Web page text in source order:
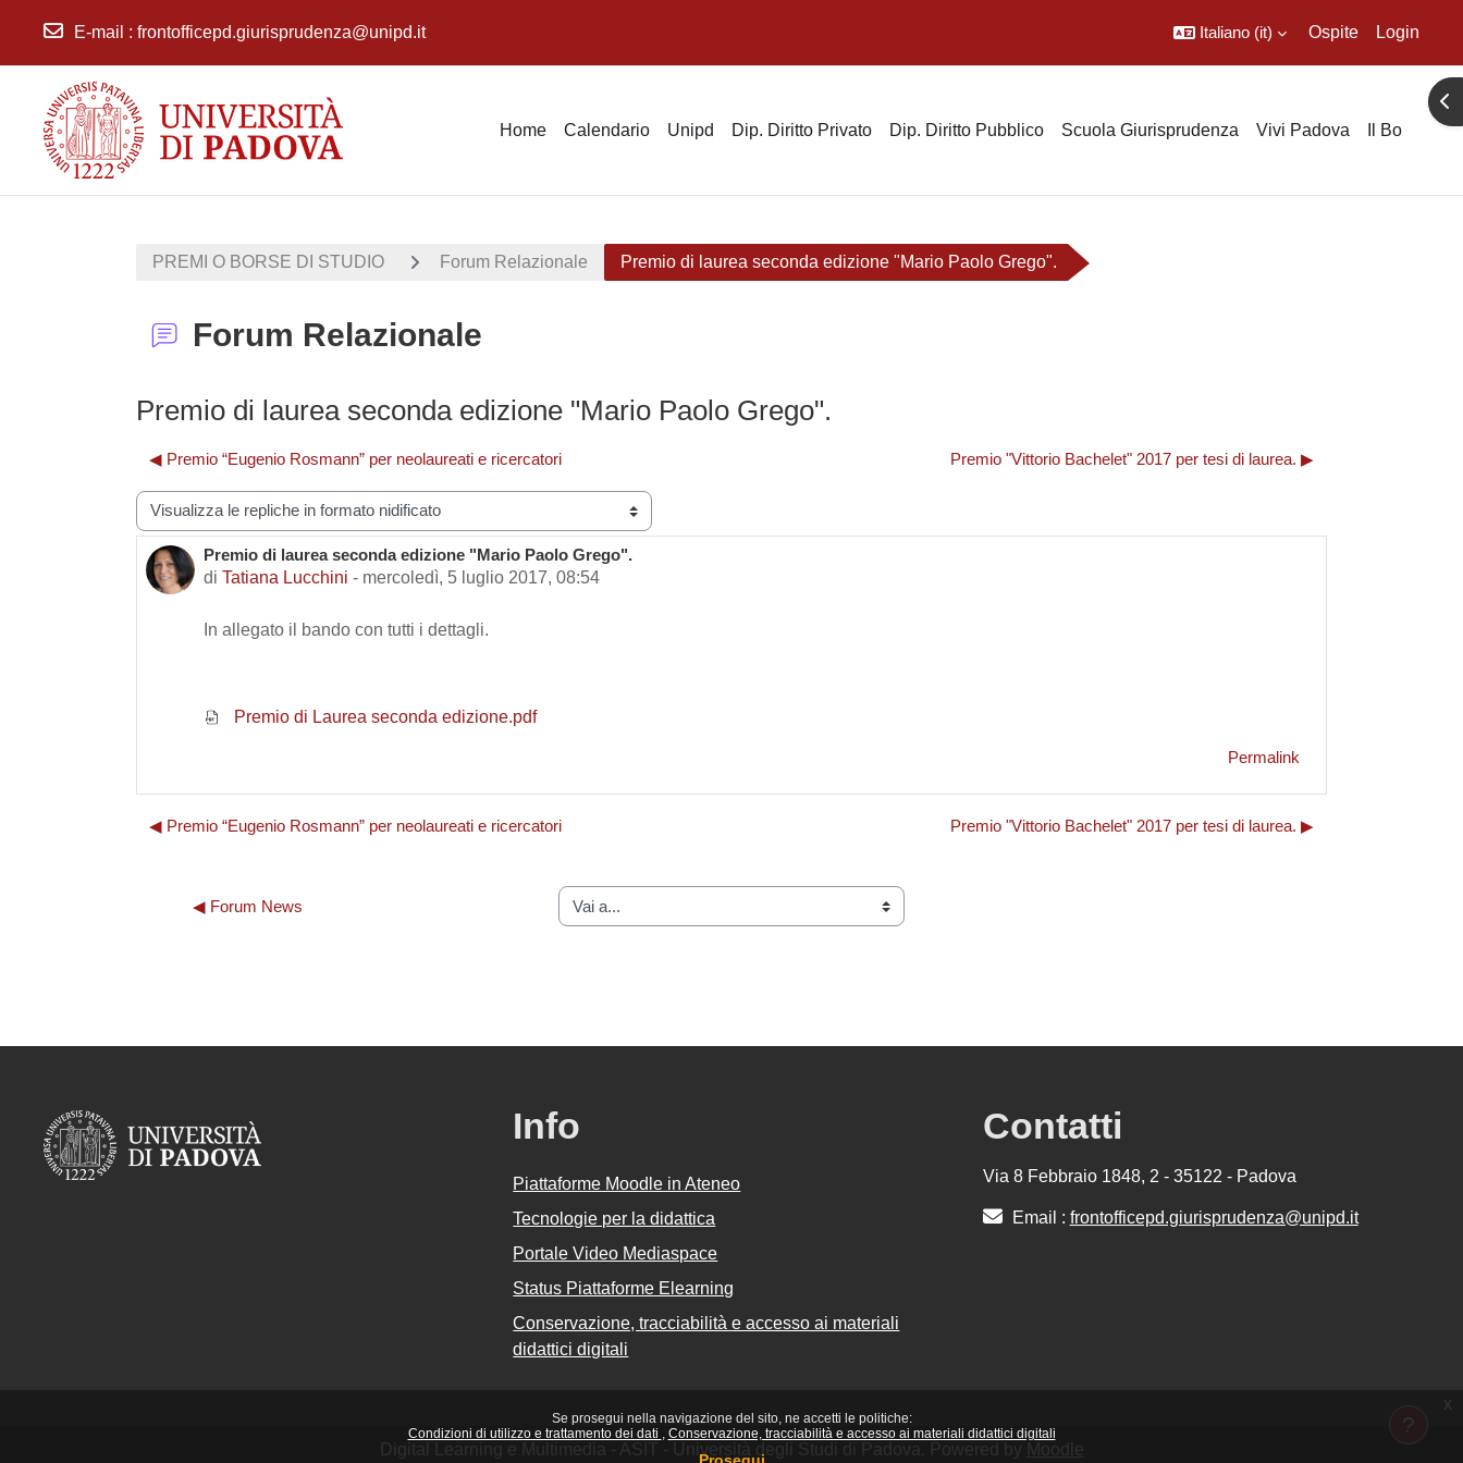
Se prosegui nella navigazione del sito, ne accetti le politiche:
Condizioni di utilizzo e trattamento dei dati
Conservazione, tracciabilità e accesso ai materiali didattici digitali
x
E-mail : frontofficepd.giurisprudenza@unipd.it Italiano ‎(it)‎ Ospite Login
Home Calendario Unipd Dip. Diritto Privato Dip. Diritto Pubblico Scuola Giurisprudenza Vivi Padova Il Bo
PREMI O BORSE DI STUDIO Forum Relazionale Premio di laurea seconda edizione "Mario Paolo Grego".
Forum Relazionale
Premio di laurea seconda edizione "Mario Paolo Grego".
◀︎ Premio “Eugenio Rosmann” per neolaureati e ricercatori Premio "Vittorio Bachelet" 2017 per tesi di laurea. ▶︎
Modalità visualizzazione
Premio di laurea seconda edizione "Mario Paolo Grego".
di Tatiana Lucchini - mercoledì, 5 luglio 2017, 08:54
Numero di risposte: 0
In allegato il bando con tutti i dettagli.
Premio di Laurea seconda edizione.pdf
Permalink
◀︎ Premio “Eugenio Rosmann” per neolaureati e ricercatori Premio "Vittorio Bachelet" 2017 per tesi di laurea. ▶︎
◀︎ Forum News
Vai a...
Info
Piattaforme Moodle in Ateneo
Tecnologie per la didattica
Portale Video Mediaspace
Status Piattaforme Elearning
Conservazione, tracciabilità e accesso ai materiali
didattici digitali
Contatti
Via 8 Febbraio 1848, 2 - 35122 - Padova
Email : frontofficepd.giurisprudenza@unipd.it
Digital Learning e Multimedia - ASIT - Università degli Studi di Padova. Powered by Moodle